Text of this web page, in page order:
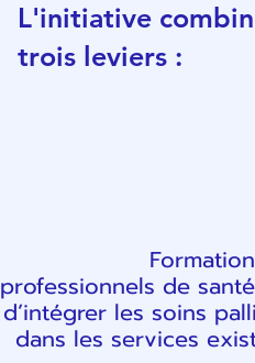
L'initiative
trois leviers :
professionnels de
d’intégrer les soins
dans les services